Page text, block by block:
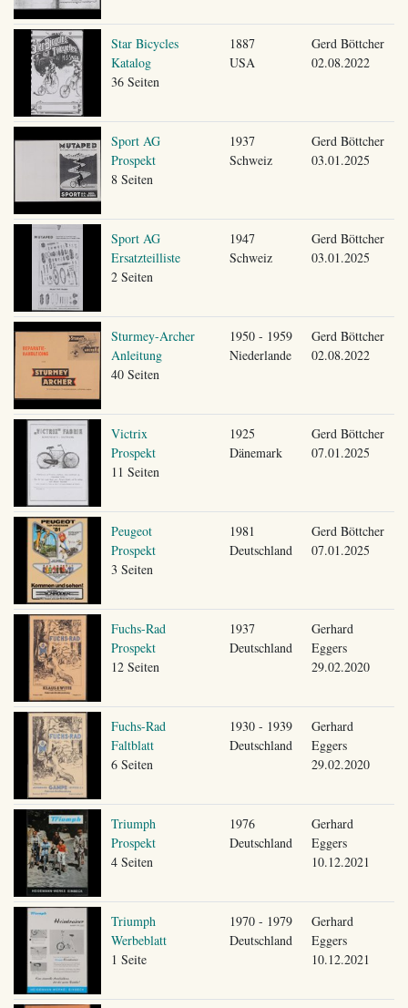
Star Bicycles
Katalog
36 Seiten
1887
USA
Gerd Böttcher
02.08.2022
Sport AG
Prospekt
8 Seiten
1937
Schweiz
Gerd Böttcher
03.01.2025
Sport AG
Ersatzteilliste
2 Seiten
1947
Schweiz
Gerd Böttcher
03.01.2025
Sturmey-Archer
Anleitung
40 Seiten
1950 - 1959
Niederlande
Gerd Böttcher
02.08.2022
Victrix
Prospekt
11 Seiten
1925
Dänemark
Gerd Böttcher
07.01.2025
Peugeot
Prospekt
3 Seiten
1981
Deutschland
Gerd Böttcher
07.01.2025
Fuchs-Rad
Prospekt
12 Seiten
1937
Deutschland
Gerhard
Eggers
29.02.2020
Fuchs-Rad
Faltblatt
6 Seiten
1930 - 1939
Deutschland
Gerhard
Eggers
29.02.2020
Triumph
Prospekt
4 Seiten
1976
Deutschland
Gerhard
Eggers
10.12.2021
Triumph
Werbeblatt
1 Seite
1970 - 1979
Deutschland
Gerhard
Eggers
10.12.2021